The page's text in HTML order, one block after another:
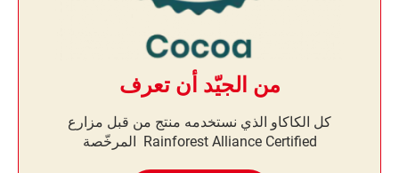
من الجيّد أن تعرف
كل الكاكاو الذي نستخدمه منتج من قبل مزارع
Rainforest Alliance Certified المرخّصة